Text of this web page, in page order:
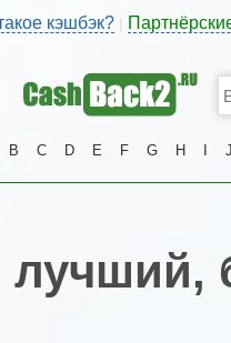
кэшбэк?
B C D E F G H